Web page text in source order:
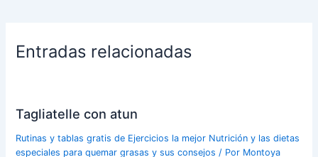
Entradas relacionadas
Tagliatelle con atun
Rutinas y tablas gratis de Ejercicios la mejor Nutrición y las dietas
especiales para quemar grasas y sus consejos / Por Montoya